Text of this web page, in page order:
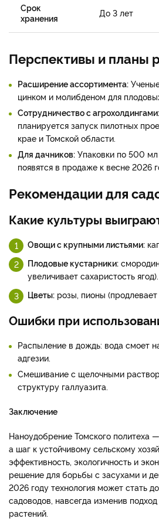
Срок
хранения
До 3 лет
Перспективы и планы
Расширение ассортимента:
цинком и молибденом для
Сотрудничество с агрохолдингами:
планируется запуск пилотных
крае и Томской области.
Для дачников: Упаковки по 500
появятся в продаже к весне 2026
Рекомендации для
Какие культуры
Овощи с крупными листьями:
Плодовые кустарники:
увеличивает сахаристость ягод).
Цветы: розы, пионы (продлевает
Ошибки при
Распыление в дождь: вода смоет
адгезии.
Смешивание с щелочными
структуру галлуазита.
Заключение
Наноудобрение Томского политеха
а шаг к устойчивому сельскому
эффективность, экологичность и
решение для борьбы с засухами и
2026 году технология может стать
садоводов, навсегда изменив
растений.